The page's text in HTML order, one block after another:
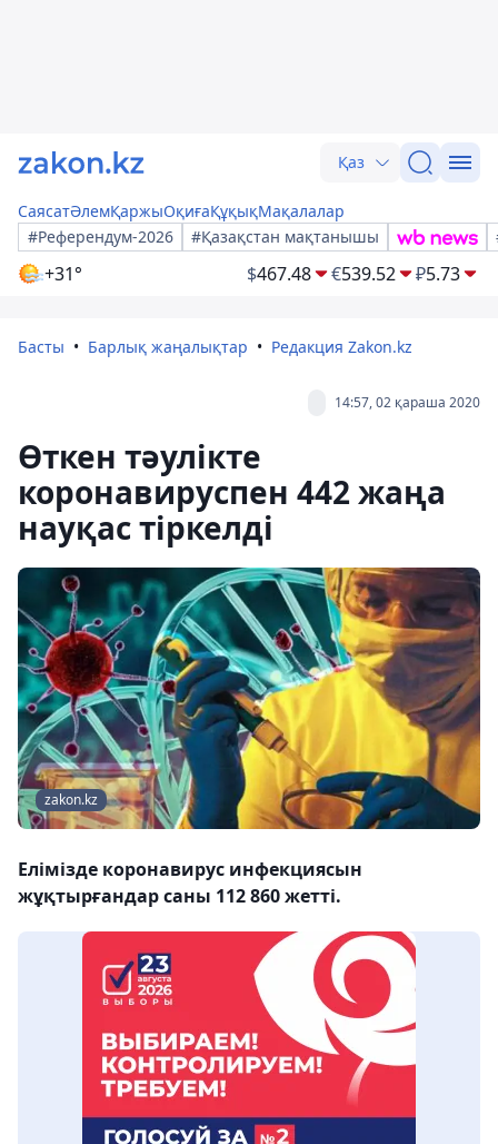
Қаз
СаясатӘлемҚаржыОқиғаҚұқықМақалалар
#Референдум-2026
#Қазақстан мақтанышы
+31° $467.48 €539.52 ₽5.73
Басты Барлық жаңалықтар Редакция Zakon.kz
14:57, 02 қараша 2020
Өткен тәулікте
коронавируспен 442 жаңа
науқас тіркелді
zakon.kz
Елімізде коронавирус инфекциясын
жұқтырғандар саны 112 860 жетті.